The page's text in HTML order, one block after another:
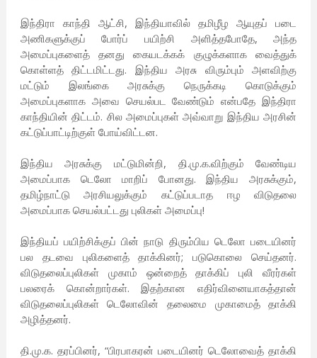
இந்திரா காந்தி ஆட்சி, இந்தியாவில் தமிழீழ ஆயுதப் படை
அணிகளுக்குப் போர்ப் பயிற்சி அளித்தபோதே, அந்த
அமைப்புகளைத் தனது கையடக்கக் குழுக்களாக வைத்துக்
கொள்ளத் திட்டமிட்டது. இந்திய அரசு விரும்பும் அளவிற்கு
மட்டும் இலங்கை அரசுக்கு நெருக்கடி கொடுக்கும்
அமைப்புகளாக அவை செயல்பட வேண்டும் என்பதே இந்திரா
காந்தியின் திட்டம். சில அமைப்புகள் அவ்வாறு இந்திய அரசின்
கட்டுப்பாட்டிற்குள் போய்விட்டன.
இந்திய அரசுக்கு மட்டுமின்றி, தி.மு.க.விற்கும் வேண்டிய
அமைப்பாக டெலோ மாறிப் போனது. இந்திய அரசுக்கும்,
தமிழ்நாட்டு அரசியலுக்கும் கட்டுப்படாத ஈழ விடுதலை
அமைப்பாக செயல்பட்டது புலிகள் அமைப்பு!
இந்தியப் பயிற்சிக்குப் பின் நாடு திரும்பிய டெலோ படையினர்
பல தடவை புலிகளைத் தாக்கினர்; படுகொலை செய்தனர்.
விடுதலைப்புலிகள் முகாம் ஒன்றைத் தாக்கிப் புலி வீரர்கள்
பலரைக் கொன்றார்கள். இதற்கான எதிர்வினையாகத்தான்
விடுதலைப்புலிகள் டெலோவின் தலைமை முகாமைத் தாக்கி
அழித்தனர்.
தி.மு.க. தரப்பினர், “பிரபாகரன் படையினர் டெலோவைத் தாக்கி